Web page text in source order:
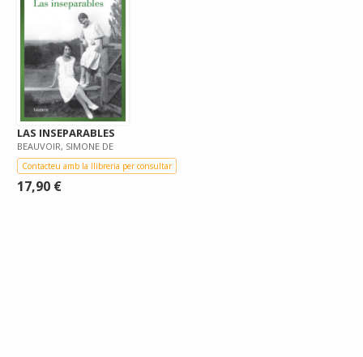
LAS INSEPARABLES
BEAUVOIR, SIMONE DE
Contacteu amb la llibreria per consultar
17,90 €